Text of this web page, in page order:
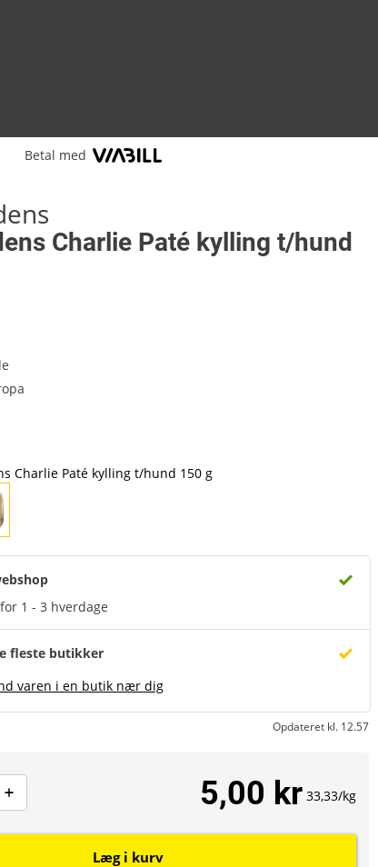
Betal med
Charlie Paté kylling t/hund
Charlie Paté kylling t/hund 150 g
1 - 3 hverdage
fleste butikker
varen i en butik nær dig
Opdateret kl. 12.57
5,00 kr 33,33/kg
Læg i kurv